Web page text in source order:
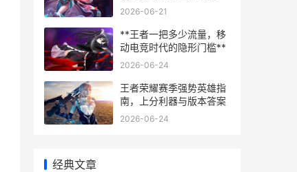
选择与实战启示**
2026-06-21
**王者一把多少流量，移
动电竞时代的隐形门槛**
2026-06-24
王者荣耀赛季强势英雄指
南，上分利器与版本答案
2026-06-24
经典文章